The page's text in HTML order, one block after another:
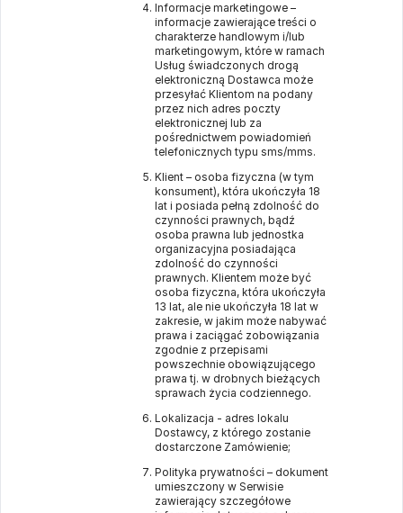
Informacje marketingowe –
informacje zawierające treści o
charakterze handlowym i/lub
marketingowym, które w ramach
Usług świadczonych drogą
elektroniczną Dostawca może
przesyłać Klientom na podany
przez nich adres poczty
elektronicznej lub za
pośrednictwem powiadomień
telefonicznych typu sms/mms.
Klient – osoba fizyczna (w tym
konsument), która ukończyła 18
lat i posiada pełną zdolność do
czynności prawnych, bądź
osoba prawna lub jednostka
organizacyjna posiadająca
zdolność do czynności
prawnych. Klientem może być
osoba fizyczna, która ukończyła
13 lat, ale nie ukończyła 18 lat w
zakresie, w jakim może nabywać
prawa i zaciągać zobowiązania
zgodnie z przepisami
powszechnie obowiązującego
prawa tj. w drobnych bieżących
sprawach życia codziennego.
Lokalizacja - adres lokalu
Dostawcy, z którego zostanie
dostarczone Zamówienie;
Polityka prywatności – dokument
umieszczony w Serwisie
zawierający szczegółowe